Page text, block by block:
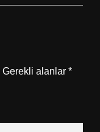
Gerekli alanlar *